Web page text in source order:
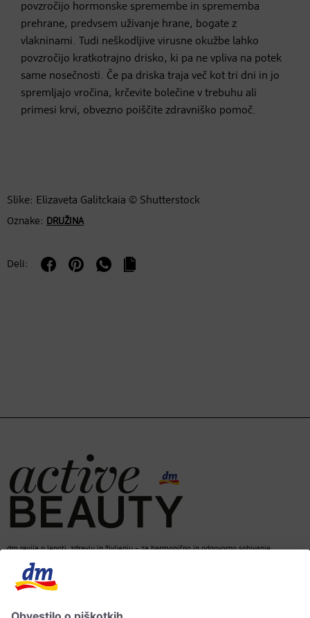
povzročijo hormonske spremembe in sprememba
prehrane, predvsem uživanje hrane, bogate z
vlakninami. Tudi neškodljive virusne okužbe lahko
povzročijo kratkotrajno drisko, ki pa ne vpliva na potek
same nosečnosti. Če pa driska traja več kot tri dni in jo
spremljajo vročina, krčevite bolečine v trebuhu ali
primesi krvi, obvezno poiščite zdravniško pomoč.
Slike: Elizaveta Galitckaia © Shutterstock
Oznake: DRUŽINA
Deli:
dm revija o lepoti, zdravju in življenju – za harmonično in odgovorno sobivanje.